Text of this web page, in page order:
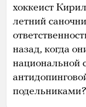
хоккеист
летний
назад, когда
национальной